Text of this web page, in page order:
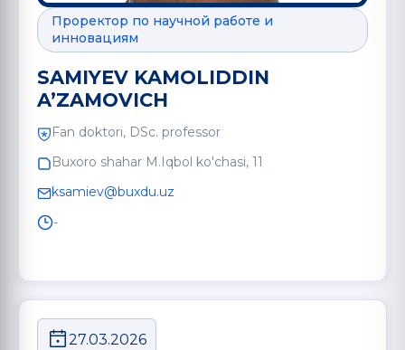
Проректор по научной работе и
инновациям
SAMIYEV KAMOLIDDIN
A’ZAMOVICH
Fan doktori, DSc. professor
Buxoro shahar M.Iqbol ko'chasi, 11
ksamiev@buxdu.uz
-
27.03.2026